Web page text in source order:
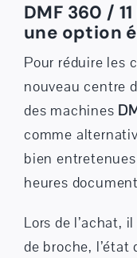
DMF 360 /
une option
Pour réduire les
nouveau centre
des machines
comme
bien
heures
Lors de l’achat,
de broche, l’état